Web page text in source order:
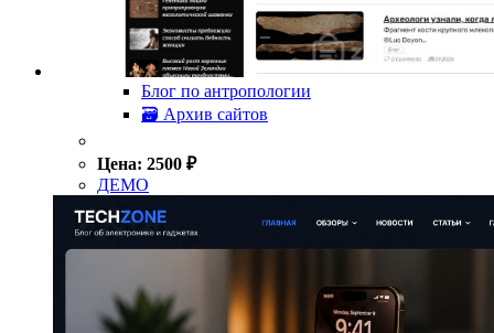
Блог по антропологии
🗃 Архив сайтов
Цена: 2500 ₽
ДЕМО